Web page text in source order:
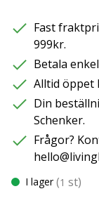
Fast
999kr.
Betala
Alltid öppet
Din
Schenker.
Frågor?
I lager (1 st)